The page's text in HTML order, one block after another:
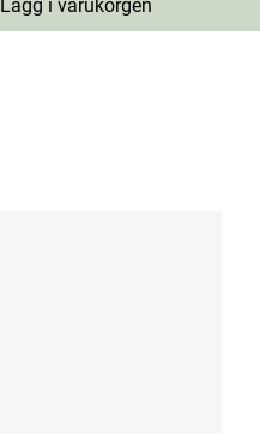
Lägg i varukorgen